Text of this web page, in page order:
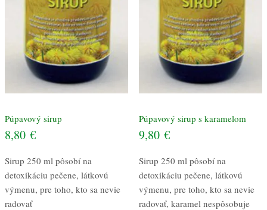
Púpavový sirup
8,80 €
Sirup 250 ml pôsobí na
detoxikáciu pečene, látkovú
výmenu, pre toho, kto sa nevie
radovať
Púpavový sirup s karamelom
9,80 €
Sirup 250 ml pôsobí na
detoxikáciu pečene, látkovú
výmenu, pre toho, kto sa nevie
radovať, karamel nespôsobuje